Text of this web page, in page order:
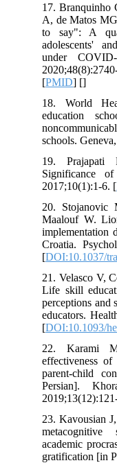
17.
A, de Matos
to say": A
adolescents'
under
[PMID] [
18. World
education
schools.
19.
Significance
2017;10(1):1-
20.
Maalouf W.
Croatia.
[DOI:10.1037/
21. Velasco V,
Life skill
perceptions
educators.
[DOI:10.1093/
22. Karami
effectiveness
parent-child
Persian].
23. Kavousian
academic
gratification [in